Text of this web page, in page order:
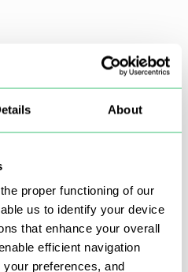
About
proper functioning of our
us to identify your device
that enhance your overall
efficient navigation
preferences, and
đã mở. Bạn có thể thấy
Đặt một ve của sử dụng
Mật khẩu. Thông tin như
tìm thấy theo thứ tự
Máy chủ proxy Elite
thì thông tin đó sẽ
điều khiển cá nhân